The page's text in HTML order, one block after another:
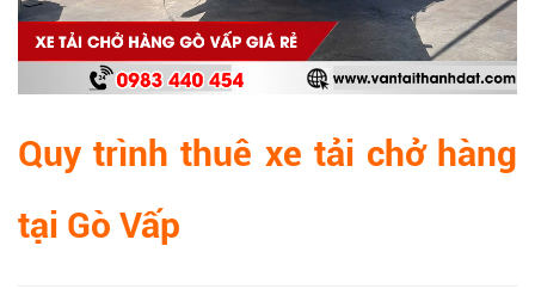
Quy trình thuê xe tải chở hàng
tại Gò Vấp